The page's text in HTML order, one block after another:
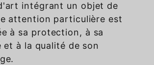
intégrant un objet de
attention particulière est
à sa protection, à sa
et à la qualité de son